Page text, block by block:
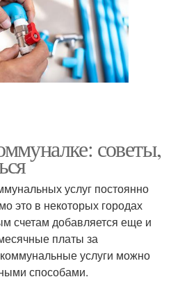
советы,
услуг постоянно
это в некоторых городах
счетам добавляется еще и
платы за
услуги можно
способами.